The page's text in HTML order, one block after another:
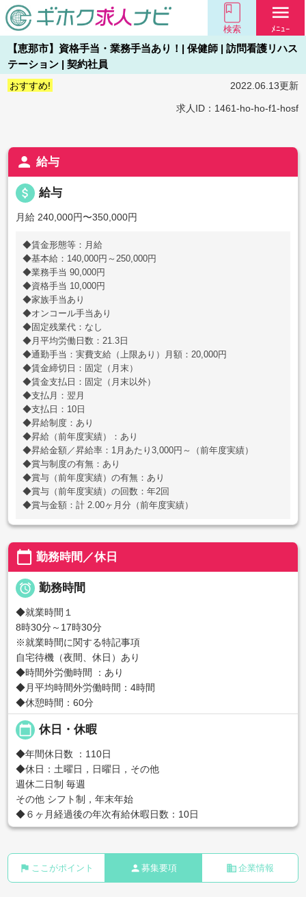
検索
menu
ﾒﾆｭｰ
【恵那市】資格手当・業務手当あり！| 保健師 | 訪問看護リハス
テーション | 契約社員
おすすめ! 2022.06.13更新
求人ID：1461-ho-ho-f1-hosf
person 給与
attach_money 給与
月給 240,000円〜350,000円
◆賃金形態等：月給
◆基本給：140,000円～250,000円
◆業務手当 90,000円
◆資格手当 10,000円
◆家族手当あり
◆オンコール手当あり
◆固定残業代：なし
◆月平均労働日数：21.3日
◆通勤手当：実費支給（上限あり）月額：20,000円
◆賃金締切日：固定（月末）
◆賃金支払日：固定（月末以外）
◆支払月：翌月
◆支払日：10日
◆昇給制度：あり
◆昇給（前年度実績）：あり
◆昇給金額／昇給率：1月あたり3,000円～（前年度実績）
◆賞与制度の有無：あり
◆賞与（前年度実績）の有無：あり
◆賞与（前年度実績）の回数：年2回
◆賞与金額：計 2.00ヶ月分（前年度実績）
calendar_today 勤務時間／休日
 勤務時間
◆就業時間１
8時30分～17時30分
※就業時間に関する特記事項
自宅待機（夜間、休日）あり
◆時間外労働時間 ：あり
◆月平均時間外労働時間：4時間
◆休憩時間：60分
calendar_today 休日・休暇
◆年間休日数 ：110日
◆休日：土曜日，日曜日，その他
週休二日制 毎週
その他 シフト制，年末年始
◆６ヶ月経過後の年次有給休暇日数：10日
flag ここがポイント person 募集要項 business 企業情報